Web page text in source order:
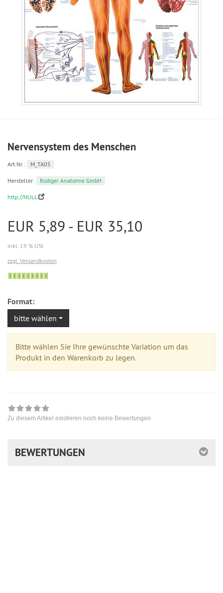
Nervensystem des Menschen
Art.Nr.: M_TA05
Hersteller: Rüdiger Anatomie GmbH
http://NULL
EUR 5,89 - EUR 35,10
inkl. 19 % USt
zzgl. Versandkosten
Format:
bitte wählen
Bitte wählen Sie Ihre gewünschte Variation um das
Produkt in den Warenkorb zu legen.
Zu diesem Artikel existieren noch keine Bewertungen
BEWERTUNGEN